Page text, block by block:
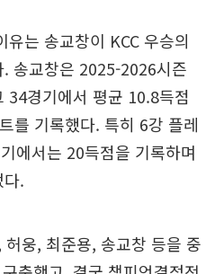
는 송교창이 KCC 우승의
송교창은 2025-2026시즌
34경기에서 평균 10.8득점
를 기록했다. 특히 6강 플레
에서는 20득점을 기록하며
.
허웅, 최준용, 송교창 등을 중